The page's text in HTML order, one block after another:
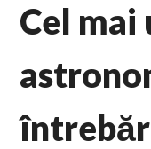
Cel mai